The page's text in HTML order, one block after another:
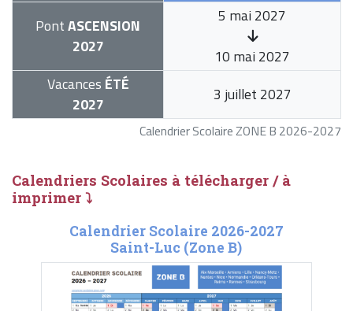
Calendrier Scolaire ZONE B 2026-2027
PontASCENSION
2027
5 mai 2027
10 mai 2027
Vacances ÉTÉ
2027
3 juillet 2027
Calendriers Scolaires à télécharger / à
imprimer ⤵
Calendrier Scolaire 2026-2027
Saint-Luc (Zone B)